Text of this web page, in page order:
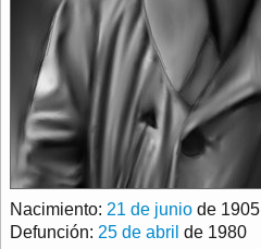
Nacimiento: 21 de junio de 1905
Defunción: 25 de abril de 1980